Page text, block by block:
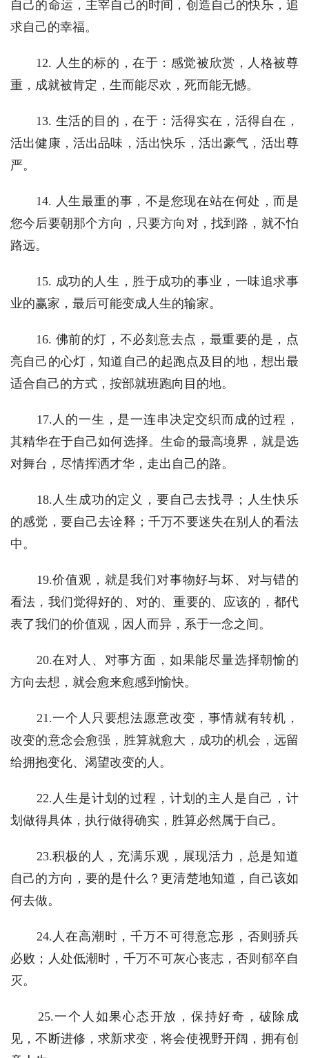
自己的命运，主宰自己的时间，创造自己的快乐，追
求自己的幸福。
12. 人生的标的，在于：感觉被欣赏，人格被尊
重，成就被肯定，生而能尽欢，死而能无憾。
13. 生活的目的，在于：活得实在，活得自在，
活出健康，活出品味，活出快乐，活出豪气，活出尊
严。
14. 人生最重的事，不是您现在站在何处，而是
您今后要朝那个方向，只要方向对，找到路，就不怕
路远。
15. 成功的人生，胜于成功的事业，一味追求事
业的赢家，最后可能变成人生的输家。
16. 佛前的灯，不必刻意去点，最重要的是，点
亮自己的心灯，知道自己的起跑点及目的地，想出最
适合自己的方式，按部就班跑向目的地。
17.人的一生，是一连串决定交织而成的过程，
其精华在于自己如何选择。生命的最高境界，就是选
对舞台，尽情挥洒才华，走出自己的路。
18.人生成功的定义，要自己去找寻；人生快乐
的感觉，要自己去诠释；千万不要迷失在别人的看法
中。
19.价值观，就是我们对事物好与坏、对与错的
看法，我们觉得好的、对的、重要的、应该的，都代
表了我们的价值观，因人而异，系于一念之间。
20.在对人、对事方面，如果能尽量选择朝愉的
方向去想，就会愈来愈感到愉快。
21.一个人只要想法愿意改变，事情就有转机，
改变的意念会愈强，胜算就愈大，成功的机会，远留
给拥抱变化、渴望改变的人。
22.人生是计划的过程，计划的主人是自己，计
划做得具体，执行做得确实，胜算必然属于自己。
23.积极的人，充满乐观，展现活力，总是知道
自己的方向，要的是什么？更清楚地知道，自己该如
何去做。
24.人在高潮时，千万不可得意忘形，否则骄兵
必败；人处低潮时，千万不可灰心丧志，否则郁卒自
灭。
25.一个人如果心态开放，保持好奇，破除成
见，不断进修，求新求变，将会使视野开阔，拥有创